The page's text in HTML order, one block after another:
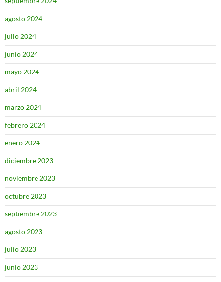
agosto 2024
julio 2024
junio 2024
mayo 2024
abril 2024
marzo 2024
febrero 2024
enero 2024
diciembre 2023
noviembre 2023
octubre 2023
septiembre 2023
agosto 2023
julio 2023
junio 2023